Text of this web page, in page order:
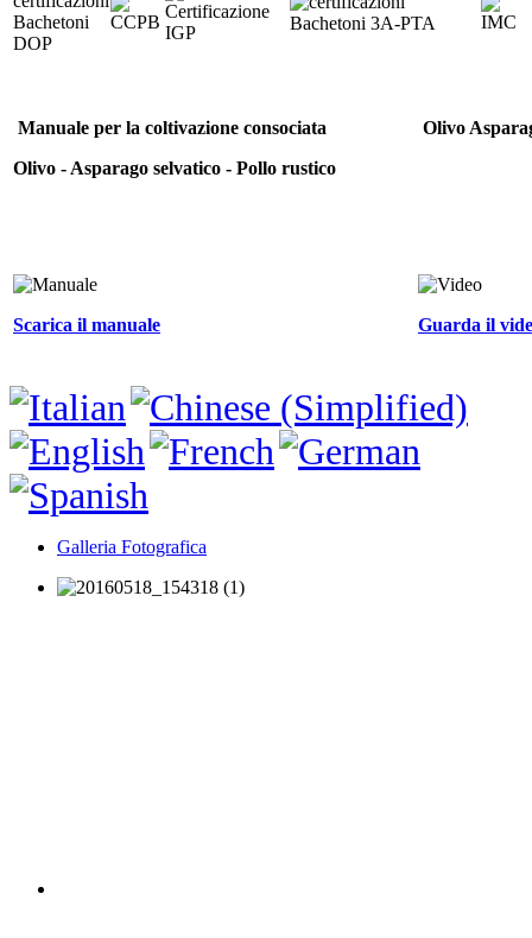
Manuale per la coltivazione consociata
Olivo - Asparago selvatico - Pollo rustico
Olivo
Scarica il manuale Guarda il
Galleria Fotografica